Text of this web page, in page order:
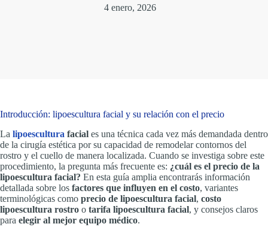
4 enero, 2026
Introducción: lipoescultura facial y su relación con el precio
La lipoescultura facial es una técnica cada vez más demandada dentro
de la cirugía estética por su capacidad de remodelar contornos del
rostro y el cuello de manera localizada. Cuando se investiga sobre este
procedimiento, la pregunta más frecuente es: ¿cuál es el precio de la
lipoescultura facial? En esta guía amplia encontrarás información
detallada sobre los factores que influyen en el costo, variantes
terminológicas como precio de lipoescultura facial, costo
lipoescultura rostro o tarifa lipoescultura facial, y consejos claros
para elegir al mejor equipo médico.